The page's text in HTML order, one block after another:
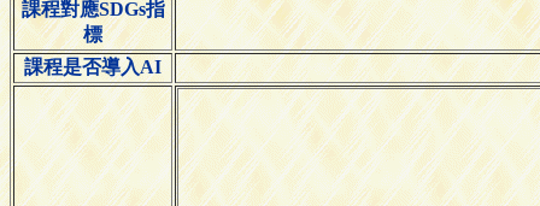
課程對應SDGs指
標
課程是否導入AI